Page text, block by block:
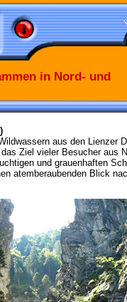
in Nord- und
aus den Lienzer
Ziel vieler Besucher aus
und grauenhaften
atemberaubenden Blick